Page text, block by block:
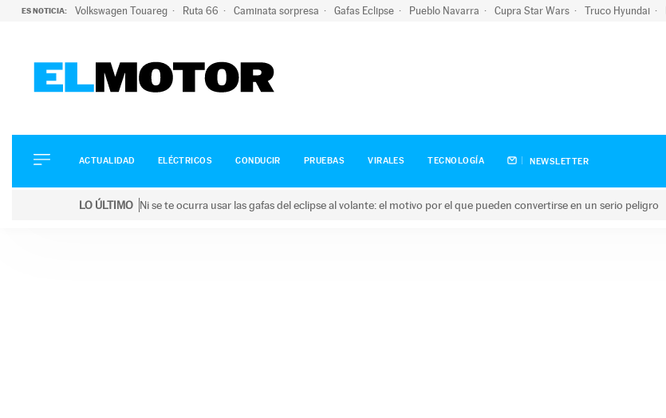
ES NOTICIA: Volkswagen Touareg Ruta 66 Caminata sorpresa Gafas Eclipse Pueblo Navarra Cupra Star Wars Truco Hyundai
ELÉCTRICOS
CONDUCIR
ACTUALIDAD ELÉCTRICOS CONDUCIR PRUEBAS VIRALES TECNOLOGÍA NEWSLETTER
LO ÚLTIMO Ni se te ocurra usar las gafas del eclipse al volante: el motivo por el que pueden convertirse en un serio peligro